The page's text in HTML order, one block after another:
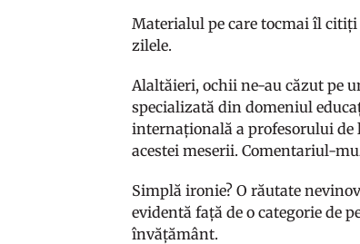
Materialul pe care tocmai îl citiți
zilele.
Alaltăieri, ochii ne-au căzut pe
specializată din domeniul
internațională a profesorului
acestei meserii. Comentariul-
Simplă ironie? O răutate
evidentă față de o categorie de
învățământ.